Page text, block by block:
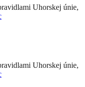
Uhorskej únie,
Uhorskej únie,